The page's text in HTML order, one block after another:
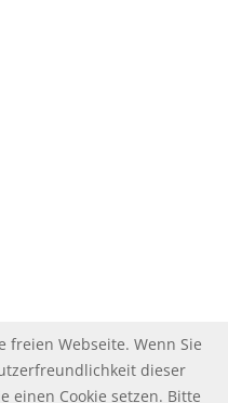
freien Webseite. Wenn Sie
dieser
einen Cookie setzen. Bitte